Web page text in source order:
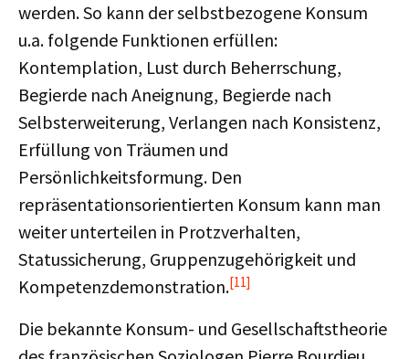
werden. So kann der selbstbezogene Konsum
u.a. folgende Funktionen erfüllen:
Kontemplation, Lust durch Beherrschung,
Begierde nach Aneignung, Begierde nach
Selbsterweiterung, Verlangen nach Konsistenz,
Erfüllung von Träumen und
Persönlichkeitsformung. Den
repräsentationsorientierten Konsum kann man
weiter unterteilen in Protzverhalten,
Statussicherung, Gruppenzugehörigkeit und
Kompetenzdemonstration.[11]
Die bekannte Konsum- und Gesellschaftstheorie